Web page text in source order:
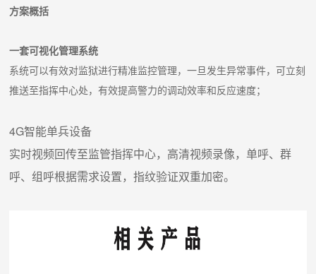
方案概括
一套可视化管理系统
系统可以有效对监狱进行精准监控管理，一旦发生异常事件，可立刻
推送至指挥中心处，有效提高警力的调动效率和反应速度；
4G智能单兵设备
实时视频回传至监管指挥中心，高清视频录像，单呼、群
呼、组呼根据需求设置，指纹验证双重加密。